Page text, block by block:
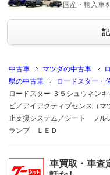
国産・輸入車
中古車 マツダの中古車
県の中古車
ロードスター・
ロードスター ３５シュウネン
ビ／アイアクティブセンス（
止支援システム／シート フル
ランプ ＬＥＤ
車買取・車